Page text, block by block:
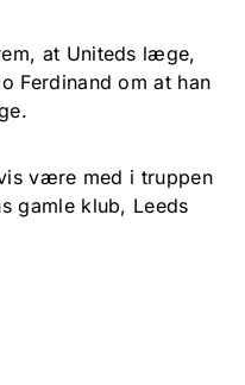
at Uniteds læge,
Ferdinand om at han
være med i truppen
gamle klub, Leeds